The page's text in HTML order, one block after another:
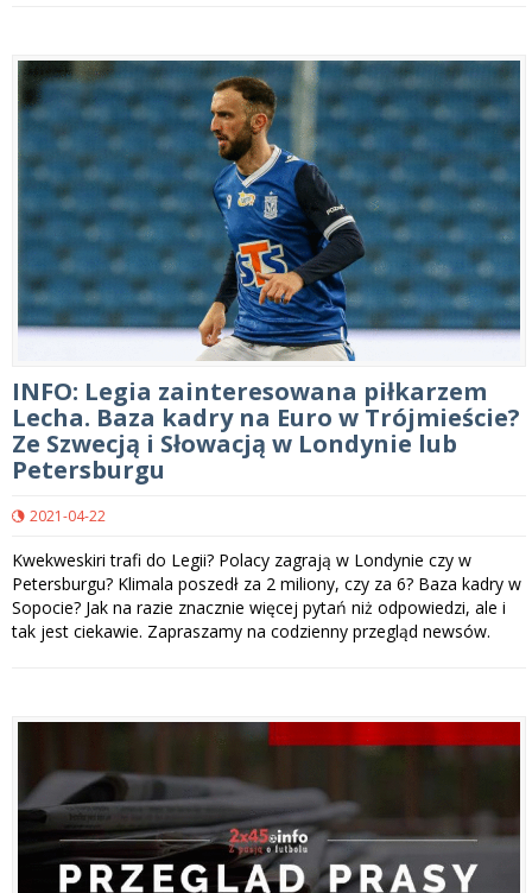
INFO: Legia zainteresowana piłkarzem
Lecha. Baza kadry na Euro w Trójmieście?
Ze Szwecją i Słowacją w Londynie lub
Petersburgu
2021-04-22
Kwekweskiri trafi do Legii? Polacy zagrają w Londynie czy w
Petersburgu? Klimala poszedł za 2 miliony, czy za 6? Baza kadry w
Sopocie? Jak na razie znacznie więcej pytań niż odpowiedzi, ale i
tak jest ciekawie. Zapraszamy na codzienny przegląd newsów.